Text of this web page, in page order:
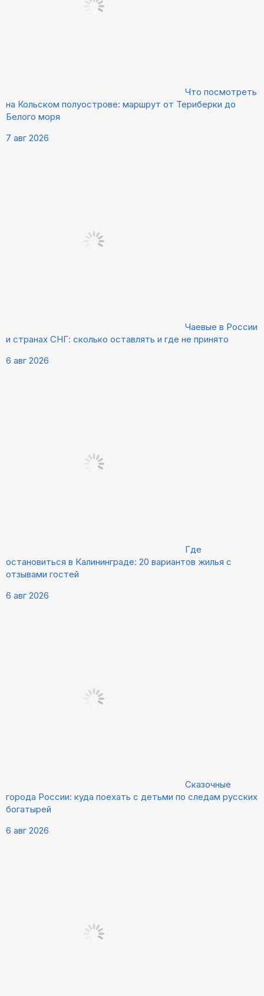
Что посмотреть
на Кольском полуострове: маршрут от Териберки до
Белого моря
7 авг 2026
Чаевые в России
и странах СНГ: сколько оставлять и где не принято
6 авг 2026
Где
остановиться в Калининграде: 20 вариантов жилья с
отзывами гостей
6 авг 2026
Сказочные
города России: куда поехать с детьми по следам русских
богатырей
6 авг 2026